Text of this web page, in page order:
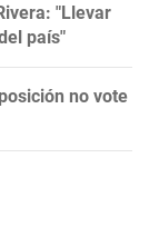
"Llevar
país"
no vote